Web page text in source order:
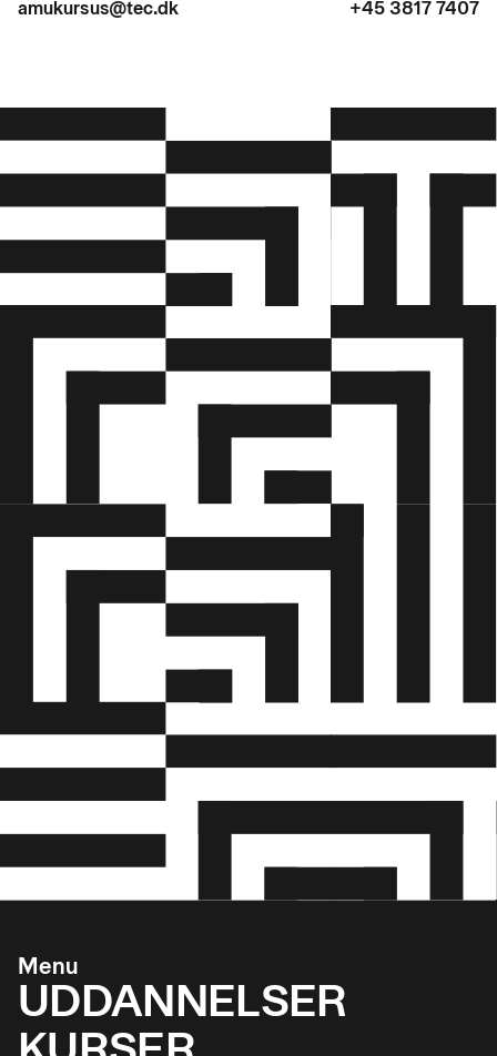
amukursus@tec.dk +45 3817 7407
Menu
UDDANNELSER